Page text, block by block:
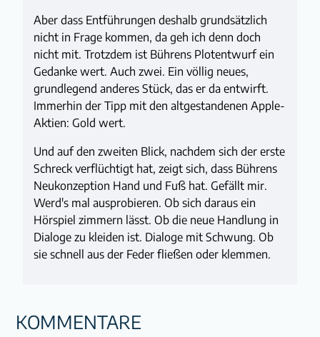
Aber dass Entführungen deshalb grundsätzlich
nicht in Frage kommen, da geh ich denn doch
nicht mit. Trotzdem ist Bührens Plotentwurf ein
Gedanke wert. Auch zwei. Ein völlig neues,
grundlegend anderes Stück, das er da entwirft.
Immerhin der Tipp mit den altgestandenen Apple-
Aktien: Gold wert.
Und auf den zweiten Blick, nachdem sich der erste
Schreck verflüchtigt hat, zeigt sich, dass Bührens
Neukonzeption Hand und Fuß hat. Gefällt mir.
Werd's mal ausprobieren. Ob sich daraus ein
Hörspiel zimmern lässt. Ob die neue Handlung in
Dialoge zu kleiden ist. Dialoge mit Schwung. Ob
sie schnell aus der Feder fließen oder klemmen.
KOMMENTARE